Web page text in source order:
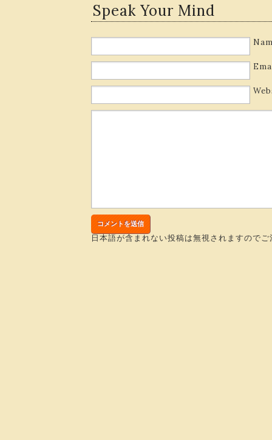
Speak Your Mind
日本語が含まれない投稿は無視されますので